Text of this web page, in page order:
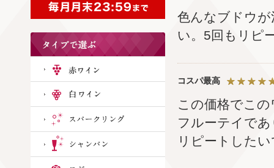
色んなブドウ
い。5回もリピ
コスパ最高
この価格でこ
フルーテイで
リピートした